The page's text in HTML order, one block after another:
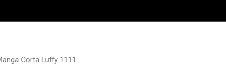
Corta Luffy 1111